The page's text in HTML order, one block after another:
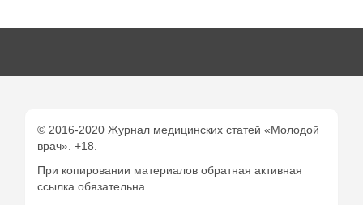
© 2016-2020 Журнал медицинских статей «Молодой
врач». +18.
При копировании материалов обратная активная
ссылка обязательна